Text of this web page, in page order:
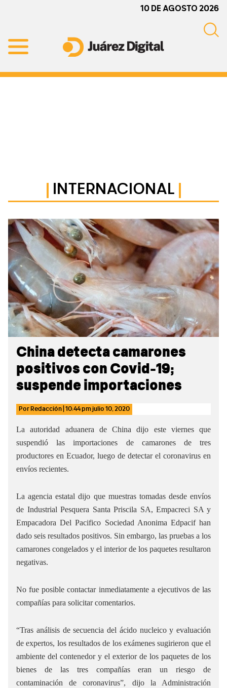
primary
navigation
main
content
primary
sidebar
10 DE AGOSTO 2026
Digital
y
INTERNACIONAL
China detecta camarones
positivos con Covid-19;
suspende importaciones
Por Redacción 10:44 pmjulio 10, 2020
La autoridad aduanera de China dijo este viernes que
suspendió las importaciones de camarones de tres
productores en Ecuador, luego de detectar el coronavirus en
envíos recientes.
La agencia estatal dijo que muestras tomadas desde envíos
de Industrial Pesquera Santa Priscila SA, Empacreci SA y
Empacadora Del Pacifico Sociedad Anonima Edpacif han
dado seis resultados positivos. Sin embargo, las pruebas a los
camarones congelados y el interior de los paquetes resultaron
negativas.
No fue posible contactar inmediatamente a ejecutivos de las
compañías para solicitar comentarios.
“Tras análisis de secuencia del ácido nucleico y evaluación
de expertos, los resultados de los exámenes sugirieron que el
ambiente del contenedor y el exterior de los paquetes de los
bienes de las tres compañías eran un riesgo de
contaminación de coronavirus”, dijo la Administración
Primary
Sidebar